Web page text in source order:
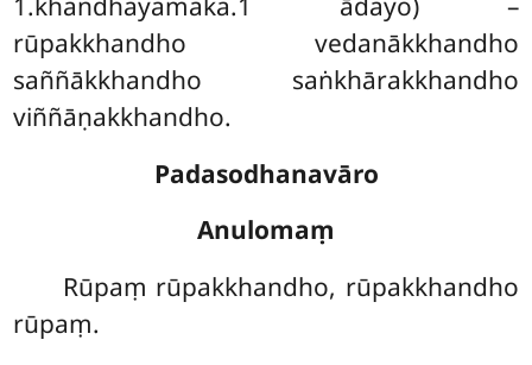
rūpakkhandho vedanākkhandho
saññākkhandho saṅkhārakkhandho
viññāṇakkhandho.
Padasodhanavāro
Anulomaṃ
Rūpaṃ rūpakkhandho, rūpakkhandho
rūpaṃ.